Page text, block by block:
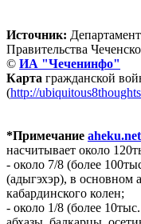
Источник:
Правительства
© ИА "Чеченинфо"
Карта гражданской
(http://
*Примечание aheku.net
насчитывает около
- около 7/8 (более
(адыгэхэр), в основном
кабардинского колен;
- около 1/8 (более